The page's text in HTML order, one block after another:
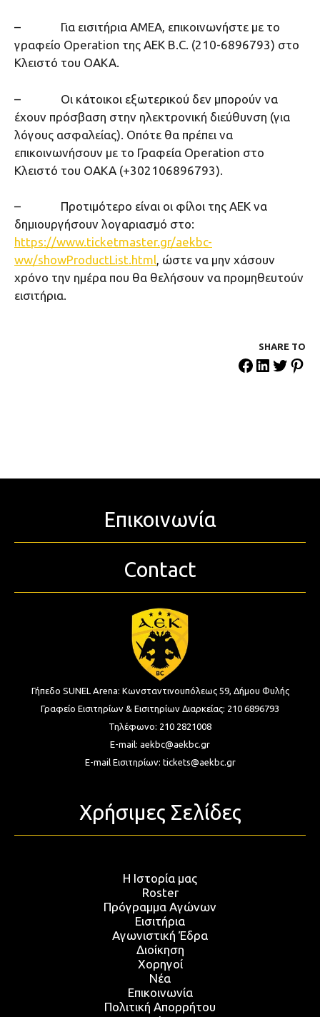
– Για εισιτήρια ΑΜΕΑ, επικοινωνήστε με το
γραφείο Operation της ΑΕΚ Β.C. (210-6896793) στο
Κλειστό του ΟΑΚΑ.
– Oι κάτοικοι εξωτερικού δεν μπορούν να
έχουν πρόσβαση στην ηλεκτρονική διεύθυνση (για
λόγους ασφαλείας). Οπότε θα πρέπει να
επικοινωνήσουν με το Γραφεία Operation στο
Κλειστό του OAKA (+302106896793).
– Προτιμότερο είναι οι φίλοι της ΑΕΚ να
δημιουργήσουν λογαριασμό στο:
https://www.ticketmaster.gr/aekbc-
ww/showProductList.html, ώστε να μην χάσουν
χρόνο την ημέρα που θα θελήσουν να προμηθευτούν
εισιτήρια.
SHARE ΤΟ
Επικοινωνία
Contact
Γήπεδο SUNEL Arena: Κωνσταντινουπόλεως 59, Δήμου Φυλής
Γραφείο Εισιτηρίων & Εισιτηρίων Διαρκείας: 210 6896793
Τηλέφωνο: 210 2821008
E-mail: aekbc@aekbc.gr
E-mail Εισιτηρίων: tickets@aekbc.gr
Χρήσιμες Σελίδες
Η Ιστορία μας
Roster
Πρόγραμμα Αγώνων
Εισιτήρια
Αγωνιστική Έδρα
Διοίκηση
Χορηγοί
Νέα
Επικοινωνία
Πολιτική Απορρήτου